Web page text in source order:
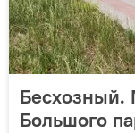
Бесхозный.
Большого